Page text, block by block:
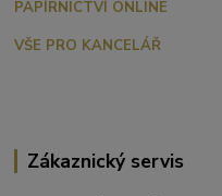
PAPÍRNICTVÍ ONLINE
VŠE PRO KANCELÁŘ
Zákaznický servis